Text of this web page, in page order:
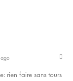
rien faire sans tours